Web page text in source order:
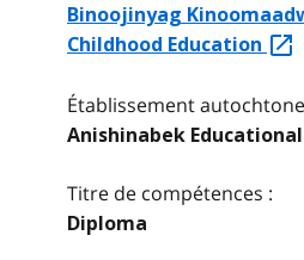
Binoojinyag
Childhood Education
Établissement
Anishinabek
Titre de compétences :
Diploma